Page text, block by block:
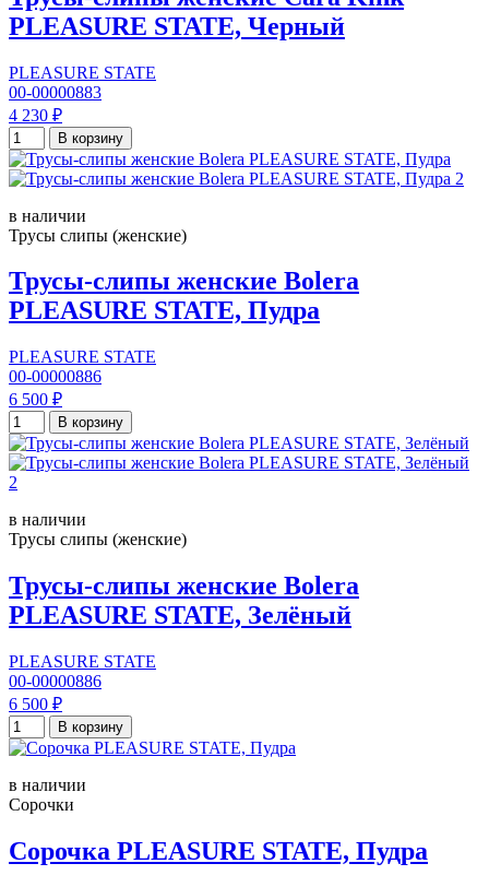
PLEASURE STATE, Черный
PLEASURE STATE
00-00000883
4 230 ₽
В корзину
в наличии
Трусы слипы (женские)
Трусы-слипы женские Bolera
PLEASURE STATE, Пудра
PLEASURE STATE
00-00000886
6 500 ₽
В корзину
в наличии
Трусы слипы (женские)
Трусы-слипы женские Bolera
PLEASURE STATE, Зелёный
PLEASURE STATE
00-00000886
6 500 ₽
В корзину
в наличии
Сорочки
Сорочка PLEASURE STATE, Пудра